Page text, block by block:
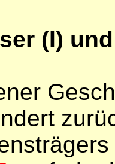
(I)